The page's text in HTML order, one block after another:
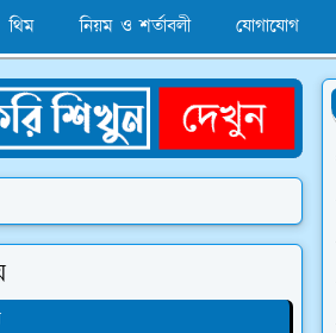
থিম নিয়ম ও শর্তাবলী যোগাযোগ